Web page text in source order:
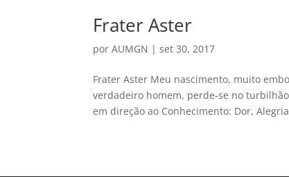
Frater Aster
porAUMGN |set 30, 2017
Frater Aster Meu nascimento, muito
verdadeiro homem, perde-se no
em direção ao Conhecimento: Dor,